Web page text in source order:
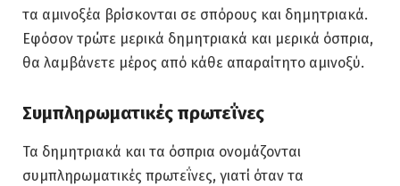
τα αμινοξέα βρίσκονται σε σπόρους και δημητριακά.
Εφόσον τρώτε μερικά δημητριακά και μερικά όσπρια,
θα λαμβάνετε μέρος από κάθε απαραίτητο αμινοξύ.
Συμπληρωματικές πρωτεΐνες
Τα δημητριακά και τα όσπρια ονομάζονται
συμπληρωματικές πρωτεΐνες, γιατί όταν τα